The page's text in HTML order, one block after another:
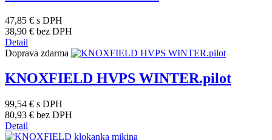
47,85 € s DPH
38,90 € bez DPH
Detail
Doprava zdarma
KNOXFIELD HVPS WINTER.pilot
99,54 € s DPH
80,93 € bez DPH
Detail